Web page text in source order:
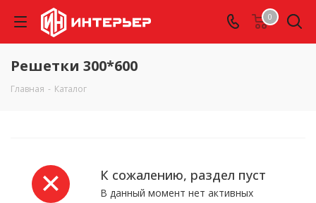
0
Решетки 300*600
Главная - Каталог
К сожалению, раздел пуст
В данный момент нет активных